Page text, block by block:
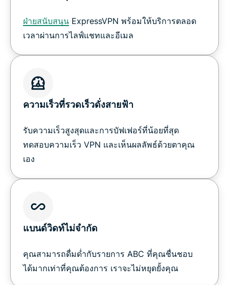
ฝ่ายสนับสนุน ExpressVPN พร้อมให้บริการตลอด
เวลาผ่านการไลฟ์แชทและอีเมล
ความเร็วที่รวดเร็วดั่งสายฟ้า
รับความเร็วสูงสุดและการบัฟเฟอร์ที่น้อยที่สุด
ทดสอบความเร็ว VPN และเห็นผลลัพธ์ด้วยตาคุณ
เอง
แบนด์วิดท์ไม่จำกัด
คุณสามารถดื่มด่ำกับรายการ ABC ที่คุณชื่นชอบ
ได้มากเท่าที่คุณต้องการ เราจะไม่หยุดยั้งคุณ